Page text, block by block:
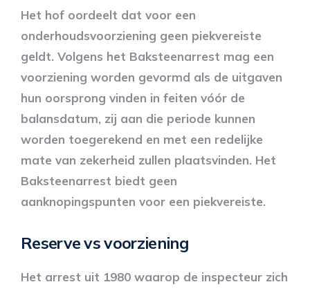
Het hof oordeelt dat voor een
onderhoudsvoorziening geen piekvereiste
geldt. Volgens het Baksteenarrest mag een
voorziening worden gevormd als de uitgaven
hun oorsprong vinden in feiten vóór de
balansdatum, zij aan die periode kunnen
worden toegerekend en met een redelijke
mate van zekerheid zullen plaatsvinden. Het
Baksteenarrest biedt geen
aanknopingspunten voor een piekvereiste.
Reserve vs voorziening
Het arrest uit 1980 waarop de inspecteur zich